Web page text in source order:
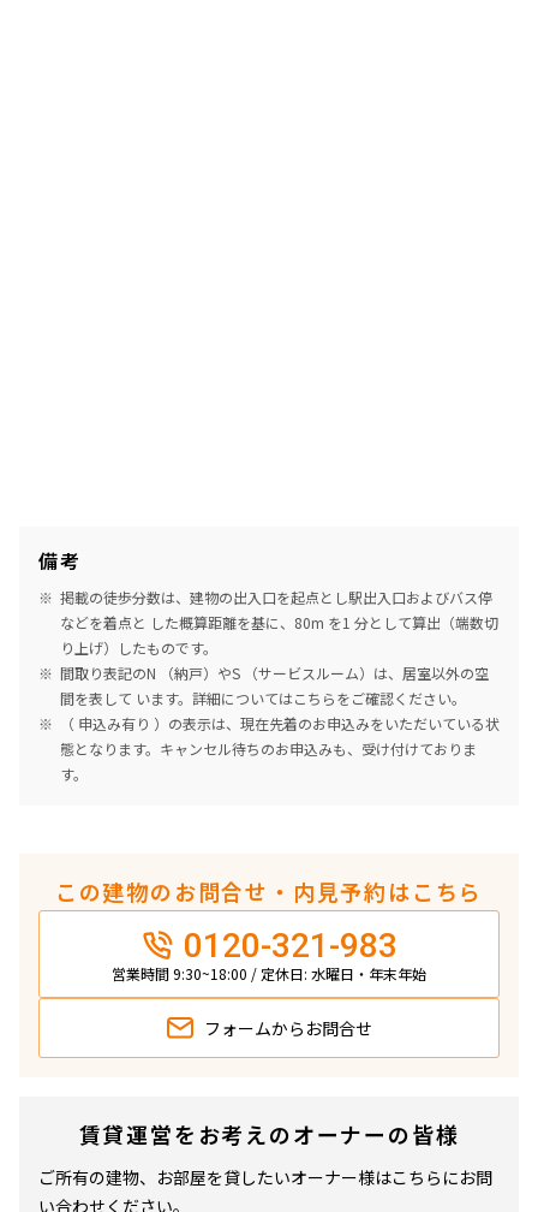
備考
掲載の徒歩分数は、建物の出入口を起点とし駅出入口およびバス停
などを着点と した概算距離を基に、80m を1 分として算出（端数切
り上げ）したものです。
間取り表記のN （納戸）やS （サービスルーム）は、居室以外の空
間を表して います。詳細についてはこちらをご確認ください。
（ 申込み有り ）の表示は、現在先着のお申込みをいただいている状
態となります。キャンセル待ちのお申込みも、受け付けておりま
す。
この建物のお問合せ・内見予約はこちら
0120-321-983
営業時間 9:30~18:00 / 定休日: 水曜日・年末年始
フォームから お問合せ
賃貸運営をお考えのオーナーの皆様
ご所有の建物、お部屋を貸したいオーナー様はこちらにお問
い合わせください。